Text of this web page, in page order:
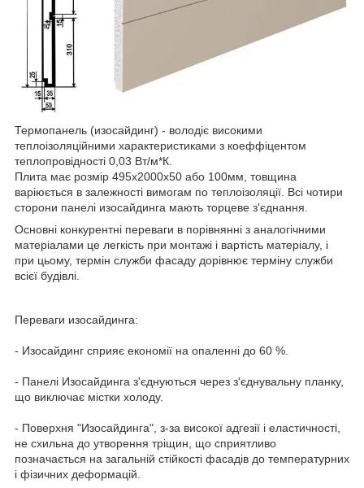
Термопанель (изосайдинг) - володіє високими
теплоізоляційними характеристиками з коеффіцентом
теплопровідності 0,03 Вт/м*К.
Плита має розмір 495х2000х50 або 100мм, товщина
варіюється в залежності вимогам по теплоізоляції. Всі чотири
сторони панелі изосайдинга мають торцеве з'єднання.
Основні конкурентні переваги в порівнянні з аналогічними
матеріалами це легкість при монтажі і вартість матеріалу, і
при цьому, термін служби фасаду дорівнює терміну служби
всієї будівлі.
Переваги изосайдинга:
- Изосайдинг сприяє економії на опаленні до 60 %.
- Панелі Изосайдинга з'єднуються через з'єднувальну планку,
що виключає містки холоду.
- Поверхня "Изосайдинга", з-за високої адгезії і еластичності,
не схильна до утворення тріщин, що сприятливо
позначається на загальній стійкості фасадів до температурних
і фізичних деформацій.